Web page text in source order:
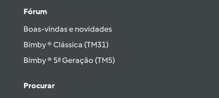
Fórum
Boas-vindas e novidades
Bimby ® Clássica (TM31)
Bimby ® 5ª Geração (TM5)
Procurar